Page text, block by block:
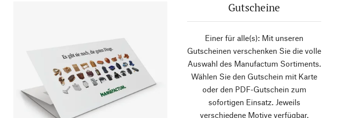
Gutscheine
Einer für alle(s): Mit unseren
Gutscheinen verschenken Sie die volle
Auswahl des Manufactum Sortiments.
Wählen Sie den Gutschein mit Karte
oder den PDF-Gutschein zum
sofortigen Einsatz. Jeweils
verschiedene Motive verfügbar.